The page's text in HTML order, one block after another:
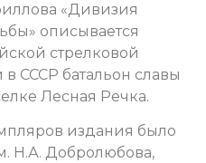
«Дивизия
описывается
стрелковой
СССР батальон славы
Лесная Речка.
издания было
Н.А. Добролюбова,